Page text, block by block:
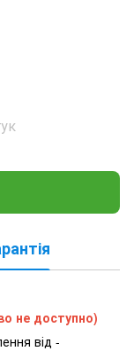
не доступно)
від -